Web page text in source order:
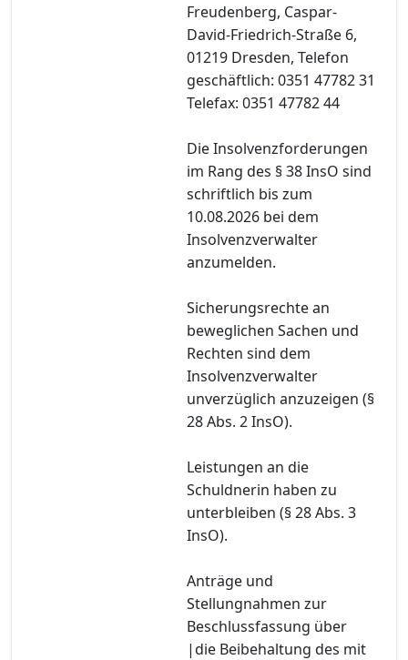
Freudenberg, Caspar-
David-Friedrich-Straße 6,
01219 Dresden, Telefon
geschäftlich: 0351 47782 31
Telefax: 0351 47782 44
Die Insolvenzforderungen
im Rang des § 38 InsO sind
schriftlich bis zum
10.08.2026 bei dem
Insolvenzverwalter
anzumelden.
Sicherungsrechte an
beweglichen Sachen und
Rechten sind dem
Insolvenzverwalter
unverzüglich anzuzeigen (§
28 Abs. 2 InsO).
Leistungen an die
Schuldnerin haben zu
unterbleiben (§ 28 Abs. 3
InsO).
Anträge und
Stellungnahmen zur
Beschlussfassung über
|die Beibehaltung des mit